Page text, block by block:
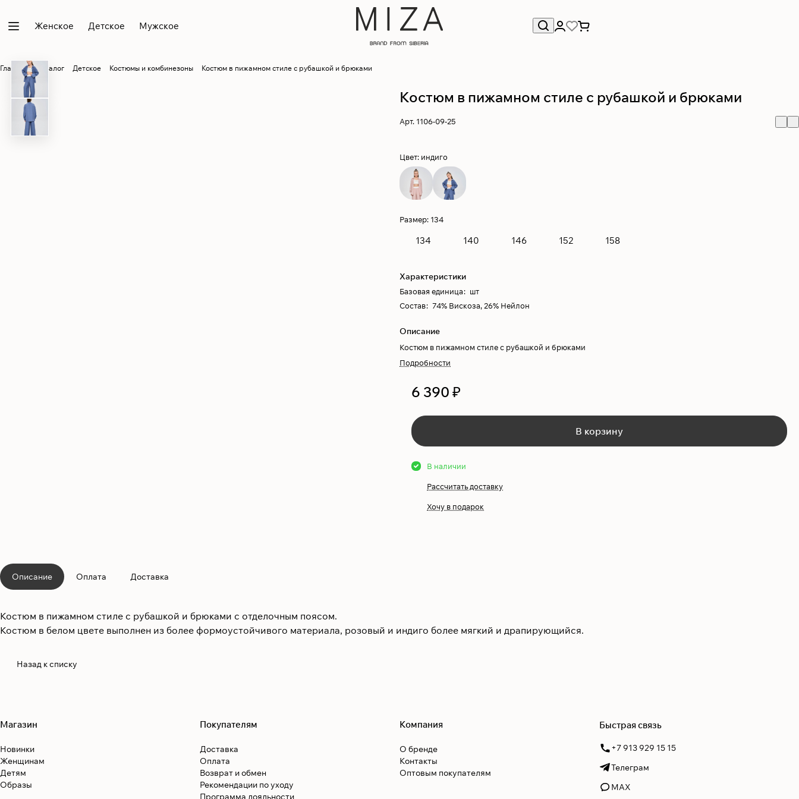
Женское Детское Мужское
Главная Каталог Детское Костюмы и комбинезоны Костюм в пижамном стиле с рубашкой и брюками
Костюм в пижамном стиле с рубашкой и брюками
Арт. 1106-09-25
Цвет: индиго
Размер: 134
134 140 146 152 158
Характеристики
Базовая единица: шт
Состав: 74% Вискоза, 26% Нейлон
Описание
Костюм в пижамном стиле с рубашкой и брюками
Подробности
6 390 ₽
В корзину
В наличии
Рассчитать доставку
Хочу в подарок
Описание Оплата Доставка
Костюм в пижамном стиле с рубашкой и брюками с отделочным поясом.
Костюм в белом цвете выполнен из более формоустойчивого материала, розовый и индиго более мягкий и драпирующийся.
Назад к списку
Магазин
Новинки
Женщинам
Детям
Образы
Покупателям
Доставка
Оплата
Возврат и обмен
Рекомендации по уходу
Программа лояльности
Компания
О бренде
Контакты
Оптовым покупателям
Быстрая связь
+7 913 929 15 15
Телеграм
MAX